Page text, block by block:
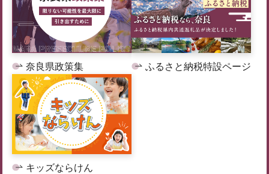
奈良県政策集 ふるさと納税特設ページ
キッズならけん